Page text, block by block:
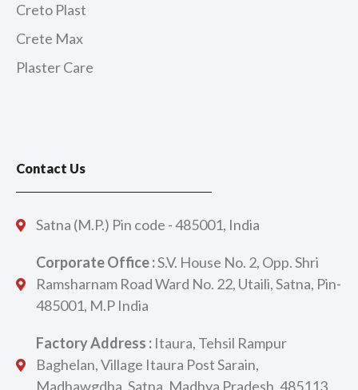
Creto Plast
Crete Max
Plaster Care
Contact Us
Satna (M.P.) Pin code - 485001, India
Corporate Office :S.V. House No. 2, Opp. Shri
Ramsharnam Road Ward No. 22, Utaili, Satna, Pin-
485001, M.P India
Factory Address : Itaura, Tehsil Rampur
Baghelan, Village Itaura Post Sarain,
Madhawgdha, Satna, Madhya Pradesh, 485113